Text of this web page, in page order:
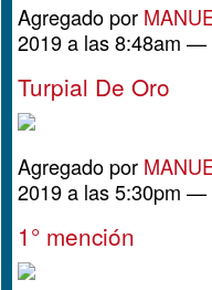
Agregado por
2019 a las 8:48am —
Turpial De Oro
Agregado por
2019 a las 5:30pm —
1° mención